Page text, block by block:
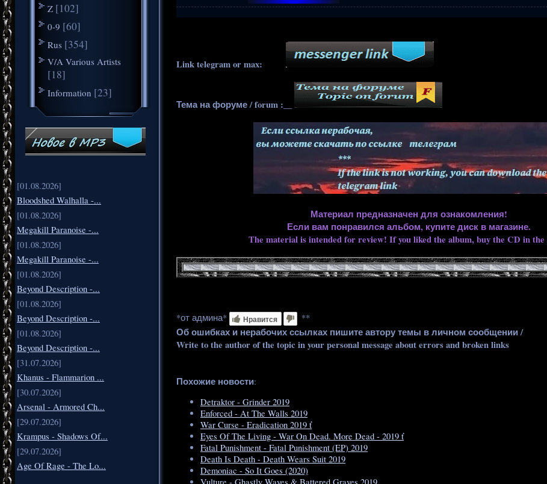
Z [102]
0-9 [60]
Rus [354]
V/A Various Artists
[18]
Information [23]
[01.08.2026]
Bloodshed Walhalla -...
[01.08.2026]
Megakill Paranoise -...
[01.08.2026]
Megakill Paranoise -...
[01.08.2026]
Beyond Description -...
[01.08.2026]
Beyond Description -...
[01.08.2026]
Beyond Description -...
[31.07.2026]
Khanus - Flammarion ...
[30.07.2026]
Arsenal - Armored Ch...
[29.07.2026]
Krampus - Shadows Of...
[29.07.2026]
Age Of Rage - The Lo...
Link telegram or max:
Тема на форуме / forum :__
Материал предназначен для ознакомления!
Если вам понравился альбом, купите диск в магазине.
The material is intended for review! If you liked the album, buy the CD in the
*от админа* Нравится **
Об ошибках и нерабочих ссылках пишите автору темы в личном сообщении /
Write to the author of the topic in your personal message about errors and broken links
Похожие новости:
Detraktor - Grinder 2019
Enforced - At The Walls 2019
War Curse - Eradication 2019 ť
Eyes Of The Living - War On Dead. More Dead - 2019 ť
Fatal Punishment - Fatal Punishment (EP) 2019
Death Is Death - Death Wears Suit 2019
Demoniac - So It Goes (2020)